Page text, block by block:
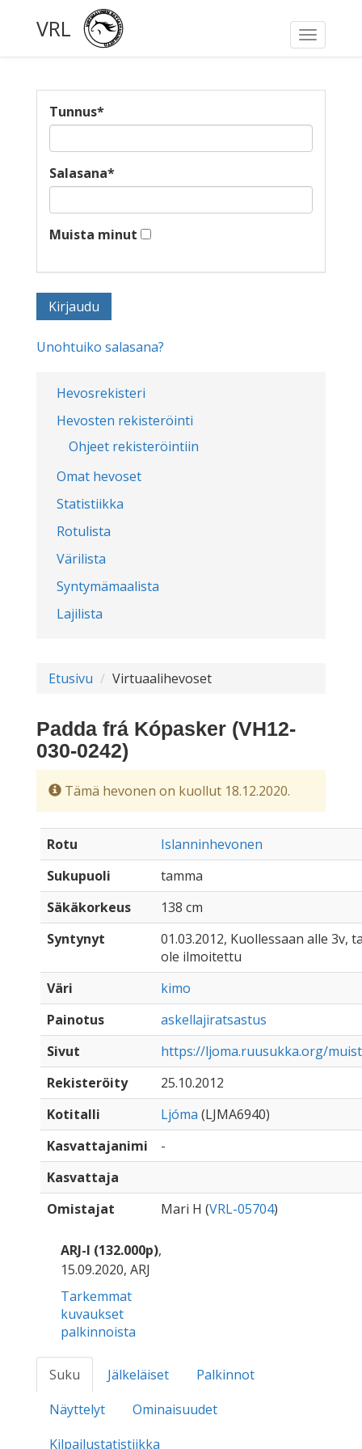
Toggle
VRL
Hevosrekisteri
Hevosten rekisteröinti
Ohjeet rekisteröintiin
Omat hevoset
Statistiikka
Rotulista
Värilista
Syntymämaalista
Lajilista
Tunnus*
Salasana*
Muista minut
Unohtuiko salasana?
Etusivu Virtuaalihevoset
Padda frá Kópasker (VH12-
030-0242)
Tämä hevonen on kuollut 18.12.2020.
Rotu
Islanninhevonen
Sukupuoli
tamma
Säkäkorkeus
138 cm
Syntynyt
01.03.2012, Kuollessaan alle 3v,
ole ilmoitettu
Väri
kimo
Painotus
askellajiratsastus
Sivut
https://ljoma.ruusukka.org/
Rekisteröity
25.10.2012
Kotitalli
Ljóma (LJMA6940)
Kasvattajanimi
-
Kasvattaja
Omistajat
Mari H (VRL-05704)
ARJ-I (132.000p),
15.09.2020, ARJ
Tarkemmat
kuvaukset
palkinnoista
Suku Jälkeläiset
Palkinnot
Näyttelyt
Ominaisuudet
Kilpailustatistiikka